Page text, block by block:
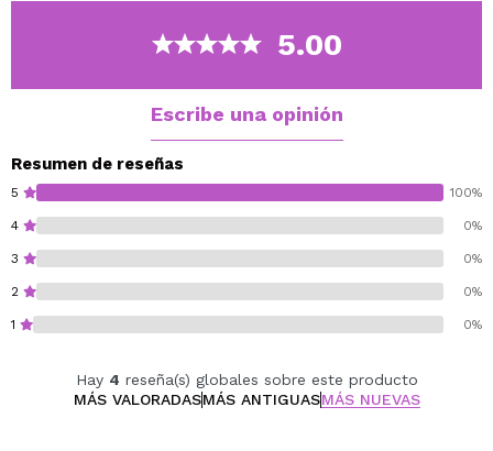
Enriquecido con aloe vera y D-pantenol, no solo fija,
sino que también hidrata, acondiciona y ayuda a
Cruelty free.
5.00
Escribe una opinión
Resumen de reseñas
5 100%
4 0%
3 0%
2 0%
1 0%
Hay 4 reseña(s) globales sobre este producto
MÁS VALORADASMÁS ANTIGUASMÁS NUEVAS